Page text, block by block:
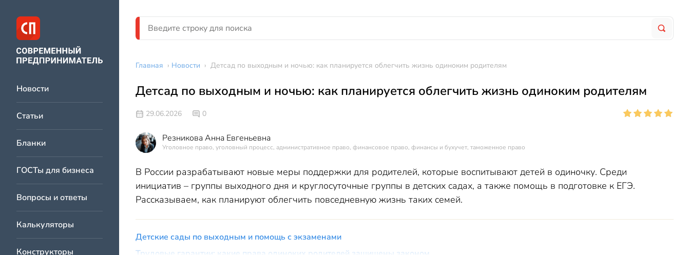
Новости
Статьи
Бланки
ГОСТы для бизнеса
Вопросы и ответы
Калькуляторы
Конструкторы
Главная › Новости › Детсад по выходным и ночью: как планируется облегчить жизнь одиноким родителям
Детсад по выходным и ночью: как планируется облегчить жизнь одиноким родителям
29.06.2026 0
Резникова Анна Евгеньевна
Уголовное право, уголовный процесс, административное право, финансовое право, финансы и бухучет, таможенное право
В России разрабатывают новые меры поддержки для родителей, которые воспитывают детей в одиночку. Среди
инициатив – группы выходного дня и круглосуточные группы в детских садах, а также помощь в подготовке к ЕГЭ.
Рассказываем, как планируют облегчить повседневную жизнь таких семей.
Детские сады по выходным и помощь с экзаменами